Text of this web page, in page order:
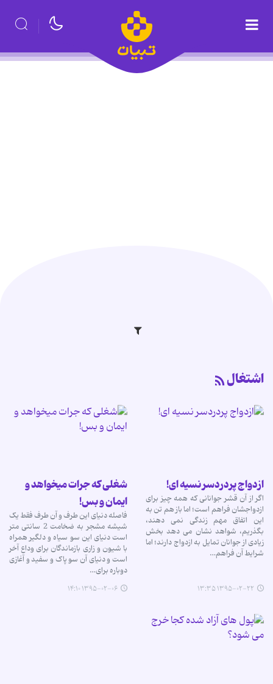
اشتغال
ازدواج پردردسر نسیه ای!
اگر از آن قشر جوانانی که همه چیز برای
ازدواجشان فراهم است؛ اما باز هم تن به
این اتفاق مهم زندگی نمی دهند،
بگذریم، شواهد نشان می دهد بخش
زیادی از جوانان تمایل به ازدواج دارند؛ اما
شرایط آن فراهم…
۱۳۹۵-۰۲-۲۲ ۱۳:۳۵
شغلی که جرات میخواهد و
ایمان و بس!
فاصله دنیای این طرف و آن طرف فقط یک
شیشه مشجر به ضخامت 2 سانتی متر
است دنیای این سو سیاه و دلگیر همراه
با شیون و زاری بازماندگان برای وداع آخر
است و دنیای آن سو پاک و سفید و آغازی
دوباره برای…
۱۳۹۵-۰۲-۰۶ ۱۴:۱۰